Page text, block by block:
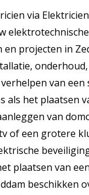
via
elektrotechnische
en projecten in
van
als het plaatsen
van
of een grotere
plaatsen van
beschikken